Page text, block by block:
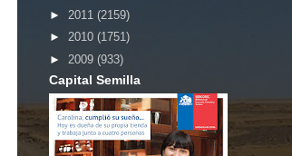
► 2011 (2159)
► 2010 (1751)
► 2009 (933)
Capital Semilla